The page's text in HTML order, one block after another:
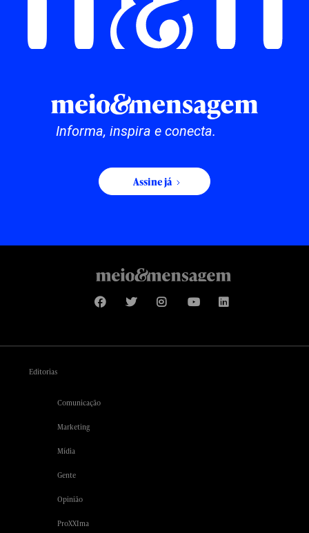
Informa, inspira e conecta.
Assine já
Editorias
Comunicação
Marketing
Mídia
Gente
Opinião
ProXXIma